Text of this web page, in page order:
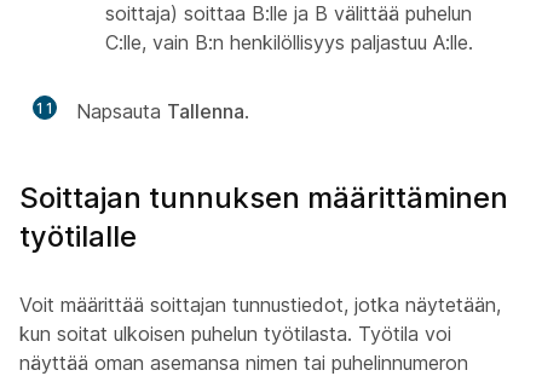
soittaja) soittaa B:lle ja B välittää puhelun
C:lle, vain B:n henkilöllisyys paljastuu A:lle.
11 Napsauta Tallenna.
Soittajan tunnuksen määrittäminen
työtilalle
Voit määrittää soittajan tunnustiedot, jotka näytetään,
kun soitat ulkoisen puhelun työtilasta. Työtila voi
näyttää oman asemansa nimen tai puhelinnumeron